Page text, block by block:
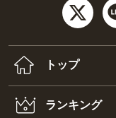
トップ
ランキング